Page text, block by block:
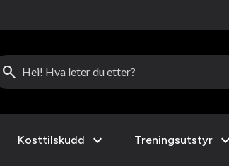
search
Kosttilskudd expand_more Treningsutstyr expand_more